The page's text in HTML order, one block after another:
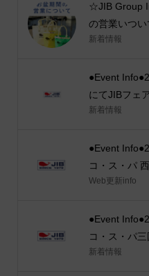
☆JIB Group
の営業いつい
新着情報
●Event
にてJIBフェ
新着情報
●Event
コ・ス・パ
Web更新info
●Event
コ・ス・パ
新着情報